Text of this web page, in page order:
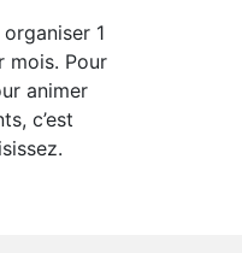
1
mois. Pour
animer
c’est